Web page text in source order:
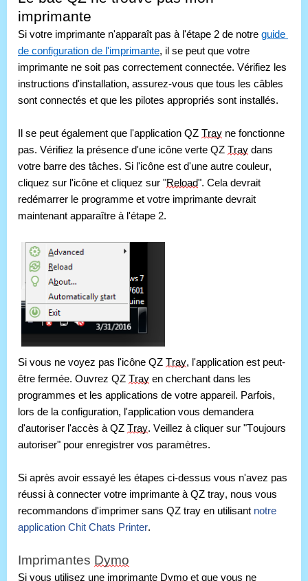
imprimante
Si votre imprimante n'apparaît pas à l'étape 2 de notre guide
de configuration de l'imprimante, il se peut que votre
imprimante ne soit pas correctement connectée. Vérifiez les
instructions d'installation, assurez-vous que tous les câbles
sont connectés et que les pilotes appropriés sont installés.
Il se peut également que l'application QZ Tray ne fonctionne
pas. Vérifiez la présence d'une icône verte QZ Tray dans
votre barre des tâches. Si l'icône est d'une autre couleur,
cliquez sur l'icône et cliquez sur "Reload". Cela devrait
redémarrer le programme et votre imprimante devrait
maintenant apparaître à l'étape 2.
Si vous ne voyez pas l'icône QZ Tray, l'application est peut-
être fermée. Ouvrez QZ Tray en cherchant dans les
programmes et les applications de votre appareil. Parfois,
lors de la configuration, l'application vous demandera
d'autoriser l'accès à QZ Tray. Veillez à cliquer sur "Toujours
autoriser" pour enregistrer vos paramètres.
Si après avoir essayé les étapes ci-dessus vous n'avez pas
réussi à connecter votre imprimante à QZ tray, nous vous
recommandons d'imprimer sans QZ tray en utilisant notre
application Chit Chats Printer.
Imprimantes Dymo
Si vous utilisez une imprimante Dymo et que vous ne